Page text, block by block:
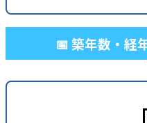
📅 築年数・経